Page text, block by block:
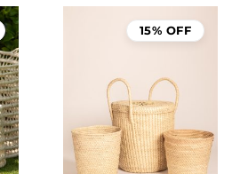
15% OFF